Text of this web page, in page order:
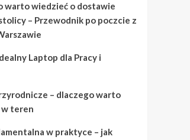
warto wiedzieć o dostawie
– Przewodnik po poczcie z
Laptop dla Pracy i
– dlaczego warto
w teren
w praktyce – jak